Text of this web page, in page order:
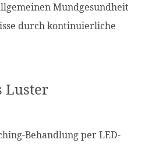
Mundgesundheit
durch kontinuierliche
Luster
Behandlung per LED-